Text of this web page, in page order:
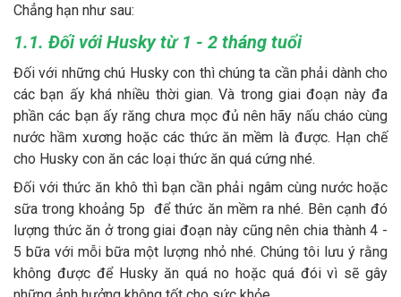
0929894774
Chẳng hạn như sau:
1.1. Đối với Husky từ 1 - 2 tháng tuổi
Đối với những chú Husky con thì chúng ta cần phải dành cho
các bạn ấy khá nhiều thời gian. Và trong giai đoạn này đa
phần các bạn ấy răng chưa mọc đủ nên hãy nấu cháo cùng
nước hầm xương hoặc các thức ăn mềm là được. Hạn chế
cho Husky con ăn các loại thức ăn quá cứng nhé.
Đối với thức ăn khô thì bạn cần phải ngâm cùng nước hoặc
sữa trong khoảng 5p để thức ăn mềm ra nhé. Bên cạnh đó
lượng thức ăn ở trong giai đoạn này cũng nên chia thành 4 -
5 bữa với mỗi bữa một lượng nhỏ nhé. Chúng tôi lưu ý rằng
không được để Husky ăn quá no hoặc quá đói vì sẽ gây